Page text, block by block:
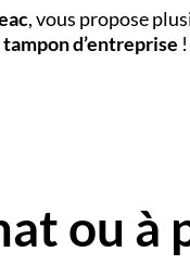
, vous propose
d’entreprise !
ou